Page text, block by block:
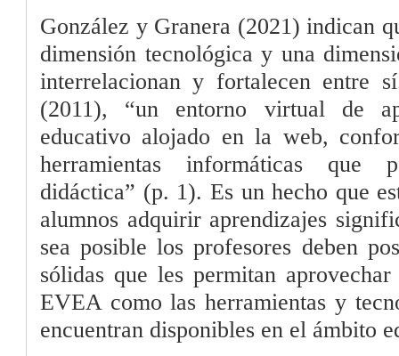
González y Granera (2021) indican
dimensión tecnológica y una
interrelacionan y fortalecen entre
(2011), “un entorno virtual de
educativo alojado en la web,
herramientas informáticas que
didáctica” (p. 1). Es un hecho que
alumnos adquirir aprendizajes
sea posible los profesores deben
sólidas que les permitan
EVEA como las herramientas y
encuentran disponibles en el ámbito